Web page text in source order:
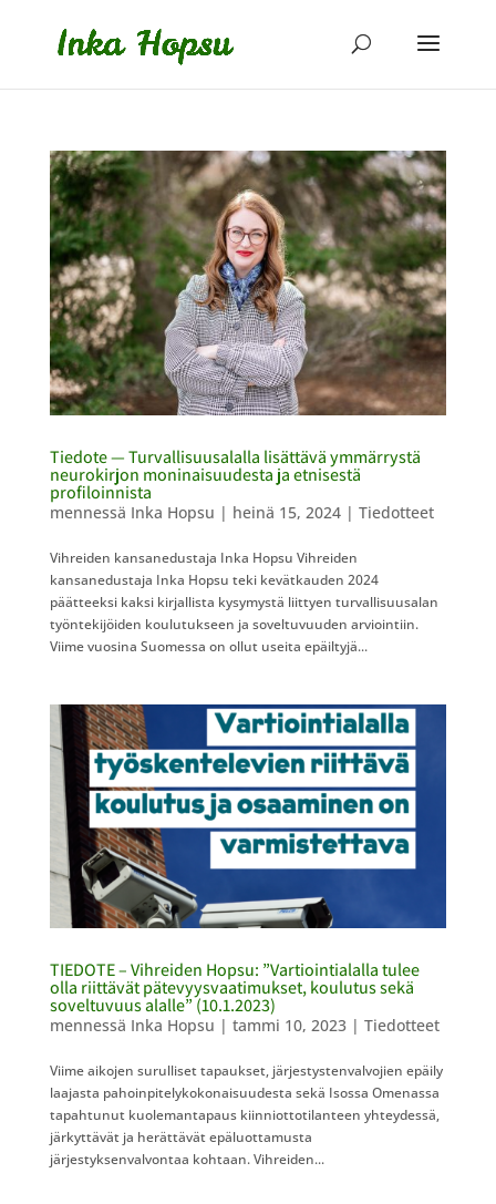
Tiedote — Turvallisuusalalla lisättävä ymmärrystä
neurokirjon moninaisuudesta ja etnisestä
profiloinnista
mennessä Inka Hopsu | heinä 15, 2024| Tiedotteet
Vihreiden kansanedustaja Inka Hopsu Vihreiden
kansanedustaja Inka Hopsu teki kevätkauden 2024
päätteeksi kaksi kirjallista kysymystä liittyen turvallisuusalan
työntekijöiden koulutukseen ja soveltuvuuden arviointiin.
Viime vuosina Suomessa on ollut useita epäiltyjä...
TIEDOTE – Vihreiden Hopsu: ”Vartiointialalla tulee
olla riittävät pätevyysvaatimukset, koulutus sekä
soveltuvuus alalle” (10.1.2023)
mennessä Inka Hopsu | tammi 10, 2023| Tiedotteet
Viime aikojen surulliset tapaukset, järjestystenvalvojien epäily
laajasta pahoinpitelykokonaisuudesta sekä Isossa Omenassa
tapahtunut kuolemantapaus kiinniottotilanteen yhteydessä,
järkyttävät ja herättävät epäluottamusta
järjestyksenvalvontaa kohtaan. Vihreiden...